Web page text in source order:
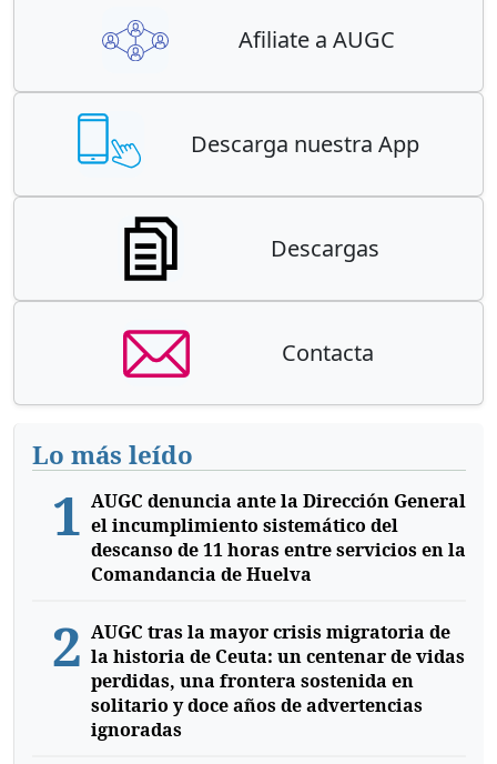
Afiliate a AUGC
Descarga nuestra App
Descargas
Contacta
Lo más leído
1 AUGC denuncia ante la Dirección General
el incumplimiento sistemático del
descanso de 11 horas entre servicios en la
Comandancia de Huelva
2 AUGC tras la mayor crisis migratoria de
la historia de Ceuta: un centenar de vidas
perdidas, una frontera sostenida en
solitario y doce años de advertencias
ignoradas